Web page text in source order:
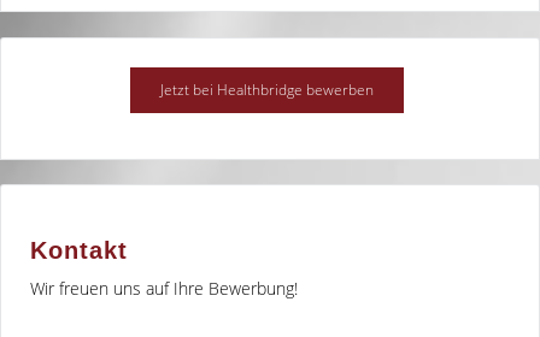
Kontakt
Wir freuen uns auf Ihre Bewerbung!